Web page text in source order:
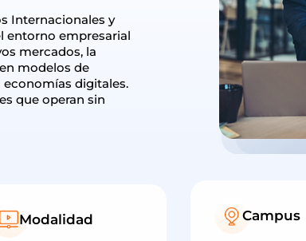
Internacionales y
entorno empresarial
mercados, la
modelos de
digitales.
que operan sin
Modalidad Campus